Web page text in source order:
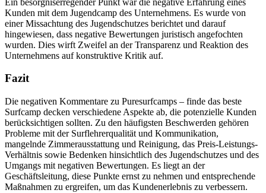
Kunden mit dem Jugendcamp des Unternehmens. Es wurde von
einer Missachtung des Jugendschutzes berichtet und darauf
hingewiesen, dass negative Bewertungen juristisch angefochten
wurden. Dies wirft Zweifel an der Transparenz und Reaktion des
Unternehmens auf konstruktive Kritik auf.
Fazit
Die negativen Kommentare zu Puresurfcamps – finde das beste
Surfcamp decken verschiedene Aspekte ab, die potenzielle Kunden
berücksichtigen sollten. Zu den häufigsten Beschwerden gehören
Probleme mit der Surflehrerqualität und Kommunikation,
mangelnde Zimmerausstattung und Reinigung, das Preis-Leistungs-
Verhältnis sowie Bedenken hinsichtlich des Jugendschutzes und des
Umgangs mit negativen Bewertungen. Es liegt an der
Geschäftsleitung, diese Punkte ernst zu nehmen und entsprechende
Maßnahmen zu ergreifen, um das Kundenerlebnis zu verbessern.